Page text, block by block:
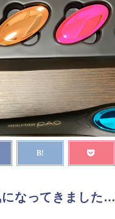
なってきました…